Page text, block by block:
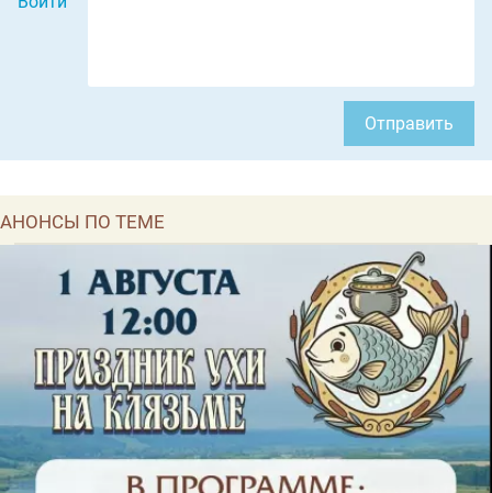
Отправить
АНОНСЫ ПО ТЕМЕ